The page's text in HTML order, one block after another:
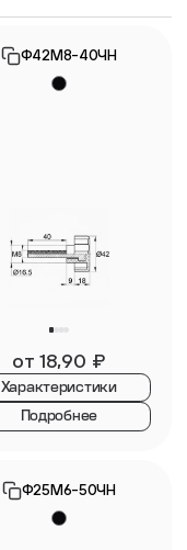
Ф42М8-40ЧН
от 18,90 ₽
Характеристики
Подробнее
Ф25М6-50ЧН